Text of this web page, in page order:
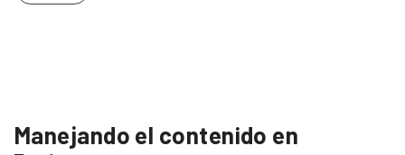
Manejando el contenido en